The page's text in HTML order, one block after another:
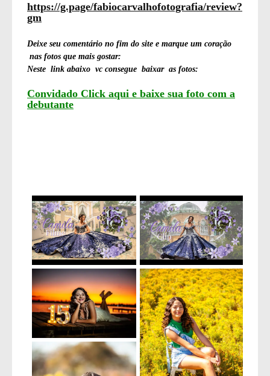
https://g.page/fabiocarvalhofotografia/review?
gm
Deixe seu comentário no fim do site e marque um coração
nas fotos que mais gostar:
Neste link abaixo vc consegue baixar as fotos:
Convidado Click aqui e baixe sua foto com a
debutante